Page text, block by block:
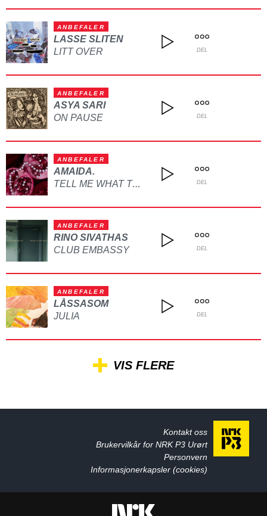
ANBEFALER
LASSE SLITEN
LITT OVER
DEL
ANBEFALER
ASYA SARI
ON PAUSE
DEL
ANBEFALER
AMAIDA.
TELL ME WHAT TO DO DEL
ANBEFALER
RINO SIVATHAS
CLUB EMBASSY
DEL
ANBEFALER
LÅSSASOM
JULIA
DEL
VIS FLERE
Kontakt oss
Brukervilkår for NRK P3 Urørt
Personvern
Informasjonerkapsler (cookies)